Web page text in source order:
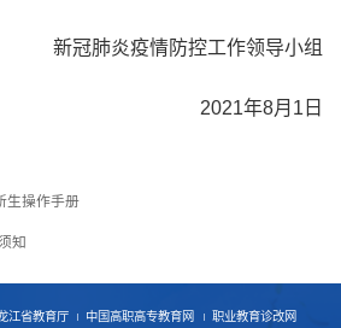
新冠肺炎疫情防控工作领导小组
2021年8月1日
生操作手册
知
江省教育厅 中国高职高专教育网 职业教育诊改网